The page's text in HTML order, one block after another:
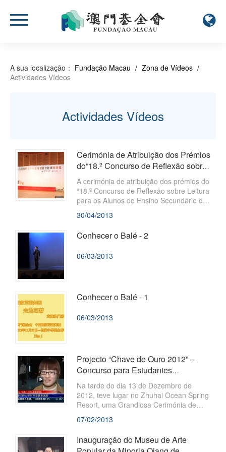
A sua localização： Fundação Macau / Zona de Vídeos /
Actividades Vídeos
Actividades Vídeos
Cerimónia de Atribuição dos Prémios
do“18.º Concurso de Reflexão sobre
Leitura para os Alunos do Ens...
A cerimónia de atribuição dos prémios do
“18.º Concurso de Reflexão sobre Leitura
para os Alunos do Ensino Secundário de
Macau em conjunto com o Jornal Ou
2013, às 12H30, no Salão de
Macau e estiveram presentes o
30/04/2013
Conhecer o Balé - 2
06/03/2013
Conhecer o Balé - 1
06/03/2013
Projecto “Chave de Ouro 2012” –
Concurso para Estudantes
Universitários de Obras Criativas
com Novas...
Na tarde do dia 13 de Dezembro de
2012, teve lugar no Zhuhai Ocean Spring
Resort, uma Grandiosa Cerimónia de
“Chave de Ouro 2012” – Concurso para
Criativas com Novas Mídias e Apoio aos
07/02/2013
Inauguração do Museu de Arte